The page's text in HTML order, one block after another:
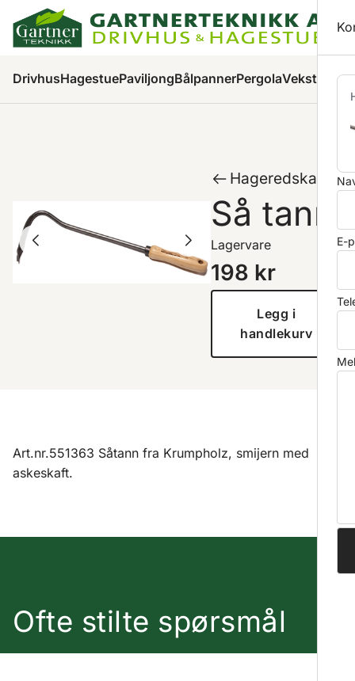
DrivhusHagestuePaviljongBålpannerPergolaVeksthus
Hageredskap
Så tann
Lagervare
198 kr
Legg i
handlekurv
Art.nr.551363 Såtann fra Krumpholz, smijern med
askeskaft.
Ofte stilte spørsmål
E-